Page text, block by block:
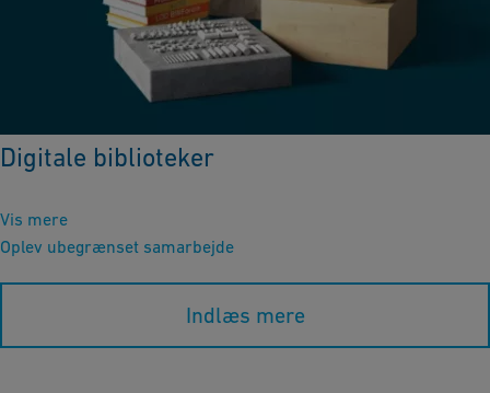
Digitale biblioteker
Vis mere
Oplev ubegrænset samarbejde
Indlæs mere